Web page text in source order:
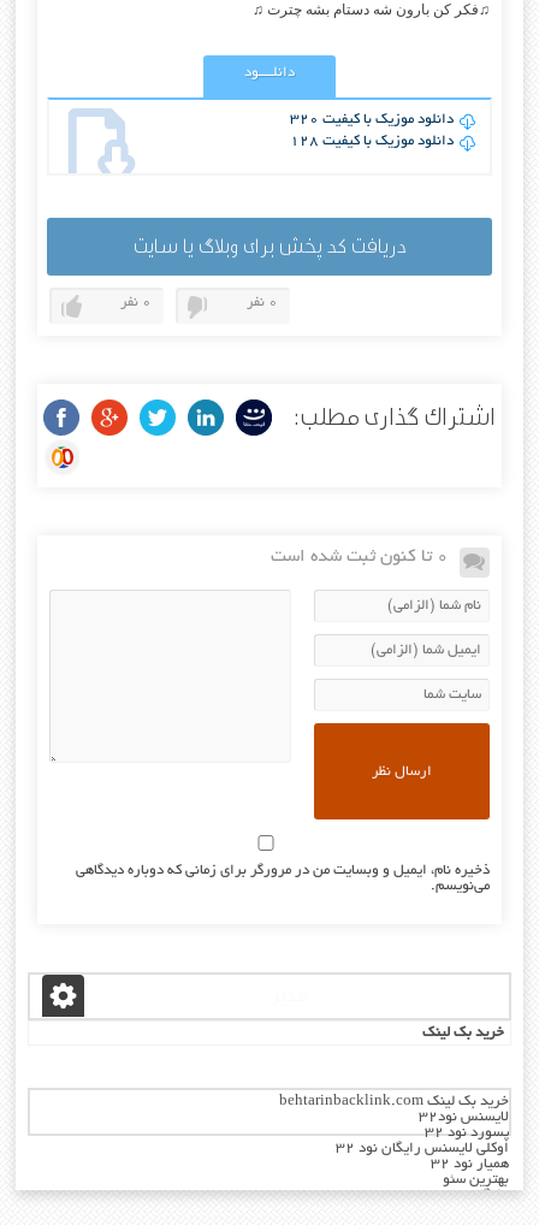
♫فکر کن بارون شه دستام بشه چترت ♫
دانلــــود
دانلود موزیک با کیفیت 320
دانلود موزیک با کیفیت 128
دریافت کد پخش برای وبلاگ یا سایت
0 نفر 0 نفر
اشتراک گذاری مطلب:
0 تا کنون ثبت شده است
ذخیره نام، ایمیل و وبسایت من در مرورگر برای زمانی که دوباره دیدگاهی
می‌نویسم.
خرید بک لینک
خرید بک لینک behtarinbacklink.com
لایسنس نود32
پسورد نود 32
اوکلی لایسنس رایگان نود 32
همیار نود 32
بهترین سئو
رایگان